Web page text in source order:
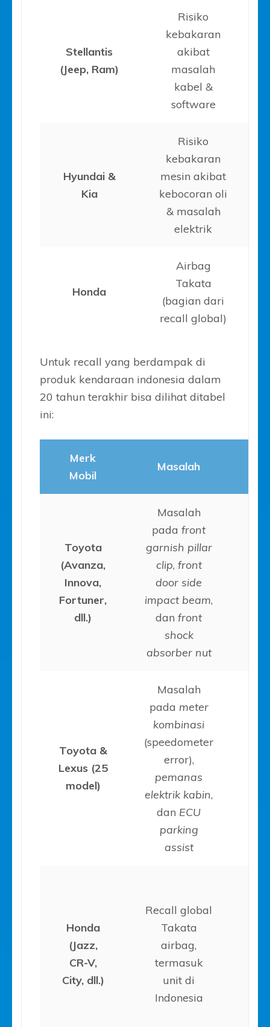
Stellantis
(Jeep, Ram)
Risiko
kebakaran
akibat
masalah
kabel &
software
Hyundai &
Kia
Risiko
kebakaran
mesin akibat
kebocoran oli
& masalah
elektrik
Honda
Airbag
Takata
(bagian dari
recall global)
Untuk recall yang berdampak di
produk kendaraan indonesia dalam
20 tahun terakhir bisa dilihat ditabel
ini:
Merk
Mobil
Masalah
Toyota
(Avanza,
Innova,
Fortuner,
dll.)
Masalah
pada front
garnish pillar
clip, front
door side
impact beam,
dan front
shock
absorber nut
Toyota &
Lexus (25
model)
Masalah
pada meter
kombinasi
(speedometer
error),
pemanas
elektrik kabin,
dan ECU
parking
assist
Honda
(Jazz,
CR-V,
City, dll.)
Recall global
Takata
airbag,
termasuk
unit di
Indonesia